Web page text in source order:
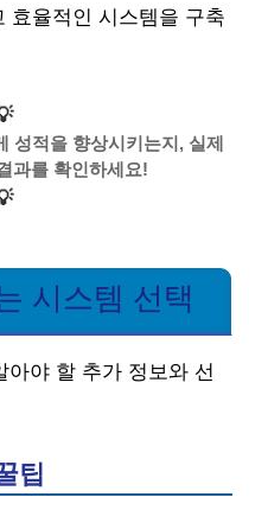
효율적인 시스템을 구축
성적을 향상시키는지, 실제
과를 확인하세요!
시스템 선택
야 할 추가 정보와 선
팁